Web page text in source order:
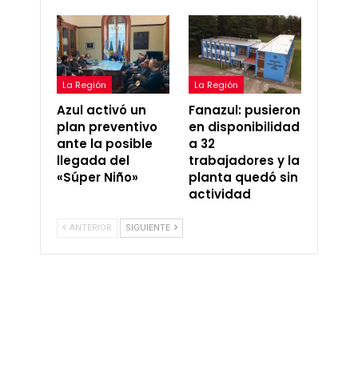
La Región
Azul activó un
plan preventivo
ante la posible
llegada del
«Súper Niño»
La Región
Fanazul: pusieron
en disponibilidad
a 32
trabajadores y la
planta quedó sin
actividad
ANTERIOR SIGUIENTE